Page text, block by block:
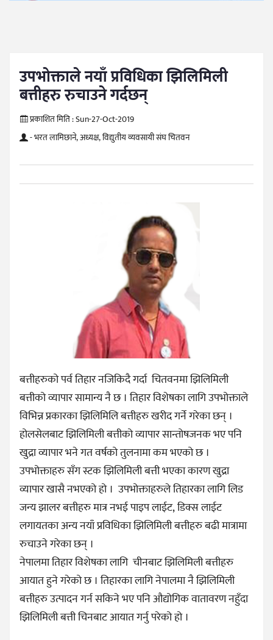
उपभोक्ताले नयाँ प्रविधिका झिलिमिली
बत्तीहरु रुचाउने गर्दछन्
प्रकाशित मिति :Sun-27-Oct-2019
- भरत लामिछाने, अध्यक्ष, विद्युतीय व्यवसायी संघ चितवन
बत्तीहरुको पर्व तिहार नजिकिदै गर्दा चितवनमा झिलिमिली
बत्तीको व्यापार सामान्य नै छ । तिहार विशेषका लागि उपभोक्ताले
विभिन्न प्रकारका झिलिमिलि बत्तीहरु खरीद गर्ने गरेका छन् ।
होलसेलबाट झिलिमिली बत्तीको व्यापार सान्तोषजनक भए पनि
खुद्रा व्यापार भने गत वर्षको तुलनामा कम भएको छ ।
उपभोक्ताहरु सँग स्टक झिलिमिली बत्ती भएका कारण खुद्रा
व्यापार खासै नभएको हो । उपभोक्ताहरुले तिहारका लागि लिड
जन्य झालर बत्तीहरु मात्र नभई पाइप लाईट, डिक्स लाईट
लगायतका अन्य नयाँ प्रविधिका झिलिमिली बत्तीहरु बढी मात्रामा
रुचाउने गरेका छन् ।
नेपालमा तिहार विशेषका लागि चीनबाट झिलिमिली बत्तीहरु
आयात हुने गरेको छ । तिहारका लागि नेपालमा नै झिलिमिली
बत्तीहरु उत्पादन गर्न सकिने भए पनि औद्योगिक वातावरण नहुँदा
झिलिमिली बत्ती चिनबाट आयात गर्नु परेको हो ।